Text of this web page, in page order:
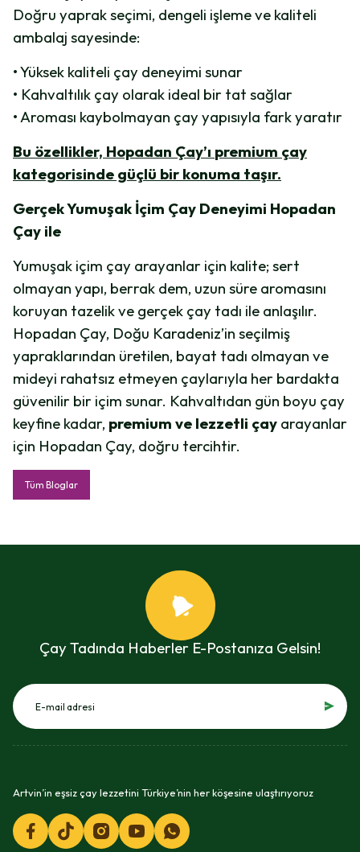
Doğru yaprak seçimi, dengeli işleme ve kaliteli
ambalaj sayesinde:
• Yüksek kaliteli çay deneyimi sunar
• Kahvaltılık çay olarak ideal bir tat sağlar
• Aroması kaybolmayan çay yapısıyla fark yaratır
Bu özellikler, Hopadan Çay’ı premium çay
kategorisinde güçlü bir konuma taşır.
Gerçek Yumuşak İçim Çay Deneyimi Hopadan
Çay ile
Yumuşak içim çay arayanlar için kalite; sert
olmayan yapı, berrak dem, uzun süre aromasını
koruyan tazelik ve gerçek çay tadı ile anlaşılır.
Hopadan Çay, Doğu Karadeniz’in seçilmiş
yapraklarından üretilen, bayat tadı olmayan ve
mideyi rahatsız etmeyen çaylarıyla her bardakta
güvenilir bir içim sunar. Kahvaltıdan gün boyu çay
keyfine kadar, premium ve lezzetli çay arayanlar
için Hopadan Çay, doğru tercihtir.
Tüm Bloglar
Çay Tadında Haberler E-Postanıza Gelsin!
Artvin’in eşsiz çay lezzetini Türkiye’nin her köşesine ulaştırıyoruz